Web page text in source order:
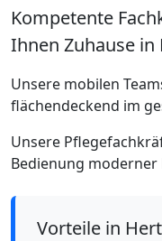
Kompetente
Ihnen Zuhause in
Unsere mobilen
flächendeckend im
Unsere
Bedienung
Vorteile in